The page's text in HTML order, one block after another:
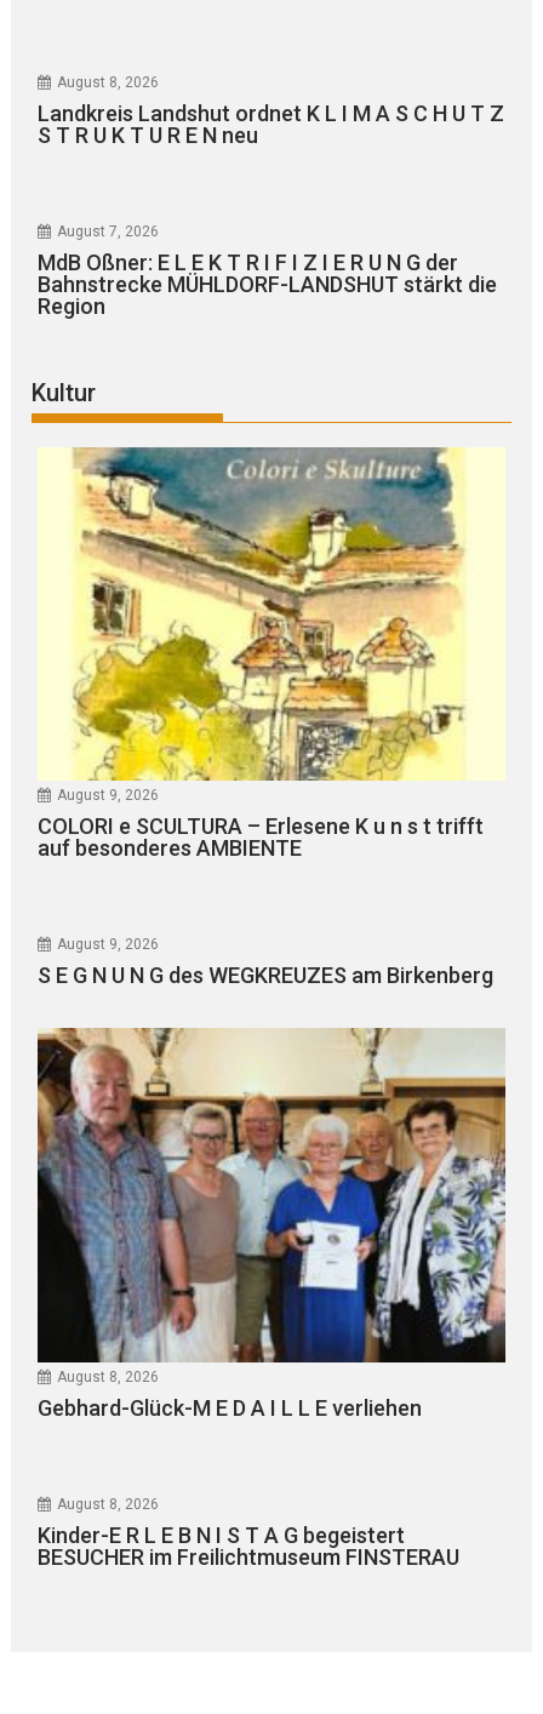
August 8, 2026
Landkreis Landshut ordnet K L I M A S C H U T Z
S T R U K T U R E N neu
August 7, 2026
MdB Oßner: E L E K T R I F I Z I E R U N G der
Bahnstrecke MÜHLDORF-LANDSHUT stärkt die
Region
Kultur
August 9, 2026
COLORI e SCULTURA – Erlesene K u n s t trifft
auf besonderes AMBIENTE
August 9, 2026
S E G N U N G des WEGKREUZES am Birkenberg
August 8, 2026
Gebhard-Glück-M E D A I L L E verliehen
August 8, 2026
Kinder-E R L E B N I S T A G begeistert
BESUCHER im Freilichtmuseum FINSTERAU